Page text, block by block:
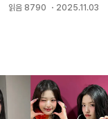
읽음 8790 ・ 2025.11.03